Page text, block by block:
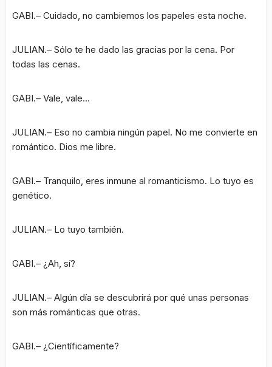
GABI.– Cuidado, no cambiemos los papeles esta noche.
JULIAN.– Sólo te he dado las gracias por la cena. Por
todas las cenas.
GABI.– Vale, vale…
JULIAN.– Eso no cambia ningún papel. No me convierte en
romántico. Dios me libre.
GABI.– Tranquilo, eres inmune al romanticismo. Lo tuyo es
genético.
JULIAN.– Lo tuyo también.
GABI.– ¿Ah, sí?
JULIAN.– Algún día se descubrirá por qué unas personas
son más románticas que otras.
GABI.– ¿Científicamente?